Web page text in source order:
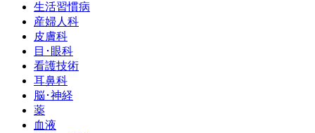
生活習慣病
産婦人科
皮膚科
目･眼科
看護技術
耳鼻科
脳･神経
薬
血液